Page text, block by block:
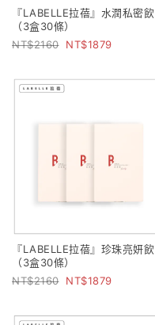
『LABELLE拉蓓』水潤私密飲
（3盒30條）
2160
1879
『LABELLE拉蓓』珍珠亮妍飲
（3盒30條）
2160
1879